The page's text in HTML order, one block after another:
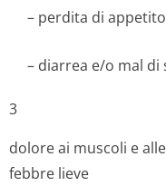
– perdita di appetito
– diarrea e/o mal
3
dolore ai muscoli e
febbre lieve